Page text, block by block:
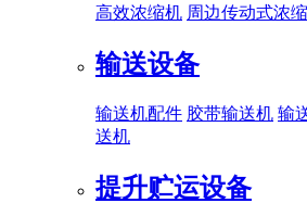
高效浓缩机 周边传动式浓
输送设备
输送机配件 胶带输送机 输
送机
提升贮运设备